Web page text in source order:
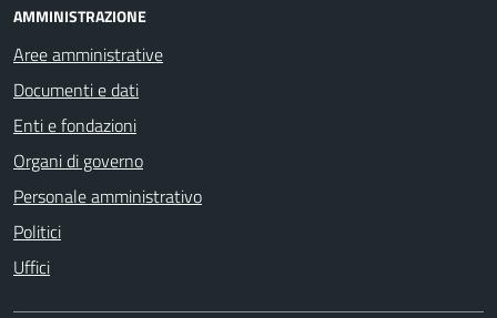
AMMINISTRAZIONE
Aree amministrative
Documenti e dati
Enti e fondazioni
Organi di governo
Personale amministrativo
Politici
Uffici